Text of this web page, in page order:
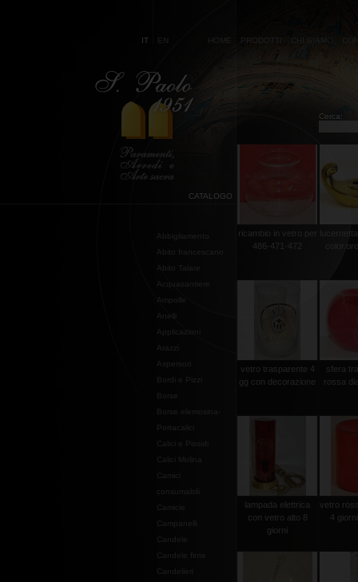
IT EN HOME PRODOTTI CHI SIAMO
Cerca:
CATALOGO
Abbigliamento
Abito francescano
Abito Talare
Acquasantiere
Ampolle
Anelli
Applicazioni
Arazzi
Aspersori
Bordi e Pizzi
Borse
Borse elemosina-
Portacalici
Calici e Pissidi
Calici Molina
Campanelli
Candele
Candele finte
Candelieri
ricambio in vetro per
486-471-472
vetro trasparente 4
gg con decorazione
sfera
rossa
lampada elettrica
con vetro alto 8
giorni
vetro
4